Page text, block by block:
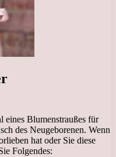
eines Blumenstraußes für
des Neugeborenen. Wenn
hat oder Sie diese
Folgendes: